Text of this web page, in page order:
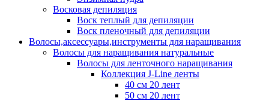
Восковая депиляция
Воск теплый для депиляции
Воск пленочный для депиляции
Волосы,аксессуары,инструменты для наращивания
Волосы для наращивания натуральные
Волосы для ленточного наращивания
Коллекция J-Line ленты
40 см 20 лент
50 см 20 лент